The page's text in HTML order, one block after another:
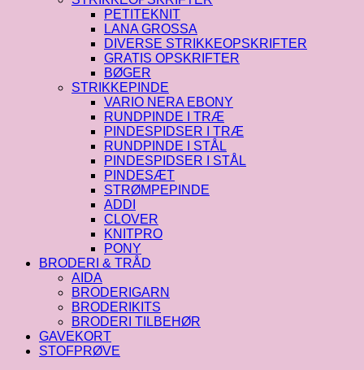
PETITEKNIT
LANA GROSSA
DIVERSE STRIKKEOPSKRIFTER
GRATIS OPSKRIFTER
BØGER
STRIKKEPINDE
VARIO NERA EBONY
RUNDPINDE I TRÆ
PINDESPIDSER I TRÆ
RUNDPINDE I STÅL
PINDESPIDSER I STÅL
PINDESÆT
STRØMPEPINDE
ADDI
CLOVER
KNITPRO
PONY
BRODERI & TRÅD
AIDA
BRODERIGARN
BRODERIKITS
BRODERI TILBEHØR
GAVEKORT
STOFPRØVE